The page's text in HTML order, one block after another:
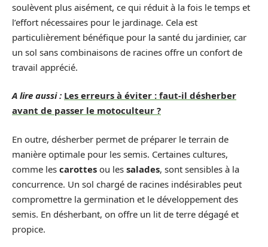
soulèvent plus aisément, ce qui réduit à la fois le temps et
l’effort nécessaires pour le jardinage. Cela est
particulièrement bénéfique pour la santé du jardinier, car
un sol sans combinaisons de racines offre un confort de
travail apprécié.
A lire aussi : Les erreurs à éviter : faut-il désherber
avant de passer le motoculteur ?
En outre, désherber permet de préparer le terrain de
manière optimale pour les semis. Certaines cultures,
comme les carottes ou les salades, sont sensibles à la
concurrence. Un sol chargé de racines indésirables peut
compromettre la germination et le développement des
semis. En désherbant, on offre un lit de terre dégagé et
propice.